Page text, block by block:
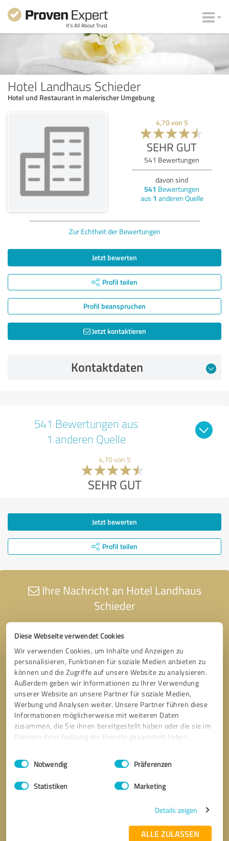
Diese Webseite verwendet Cookies
Wir verwenden Cookies, um Inhalte und Anzeigen zu
personalisieren, Funktionen für soziale Medien anbieten zu
können und die Zugriffe auf unsere Website zu analysieren.
Außerdem geben wir Informationen zu Ihrer Verwendung
unserer Website an unsere Partner für soziale Medien,
Werbung und Analysen weiter. Unsere Partner führen diese
Informationen möglicherweise mit weiteren Daten
zusammen, die Sie ihnen bereitgestellt haben oder die sie im
Rahmen Ihrer Nutzung der Dienste gesammelt haben.
Impressum Datenschutzbestimmungen
Einwilligungsauswahl
Notwendig Präferenzen
Statistiken Marketing
Details zeigen
ALLE ZULASSEN
Hotel Landhaus Schieder
Hotel und Restaurant in malerischer Umgebung
4,70von 5
SEHR GUT
541 Bewertungen
davon sind
541 Bewertungen
aus 1 anderen Quelle
Zur Echtheit der Bewertungen
Jetzt bewerten
Profil teilen
Profil beanspruchen
Jetzt kontaktieren
Kontaktdaten
541 Bewertungen aus
1 anderen Quelle
4,70 von 5
SEHR GUT
Jetzt bewerten
Profil teilen
Ihre Nachricht an Hotel Landhaus
Schieder
* Erforderliche Angaben